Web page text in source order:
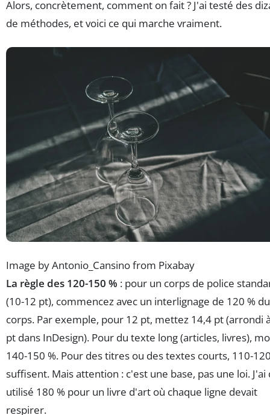
Alors, concrètement, comment on fait ? J'ai testé des
de méthodes, et voici ce qui marche vraiment.
Image by Antonio_Cansino from Pixabay
La règle des 120-150 % : pour un corps de police
(10-12 pt), commencez avec un interlignage de 120 % du
corps. Par exemple, pour 12 pt, mettez 14,4 pt (arrondi
pt dans InDesign). Pour du texte long (articles, livres),
140-150 %. Pour des titres ou des textes courts, 110-
suffisent. Mais attention : c'est une base, pas une loi. J'ai
utilisé 180 % pour un livre d'art où chaque ligne devait
respirer.